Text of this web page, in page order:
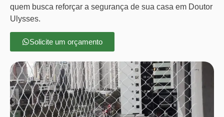
quem busca reforçar a segurança de sua casa em Doutor
Ulysses.
Solicite um orçamento